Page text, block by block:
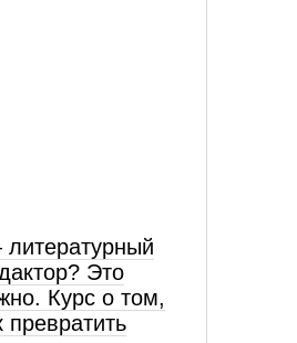
Это
Курс о том,
превратить